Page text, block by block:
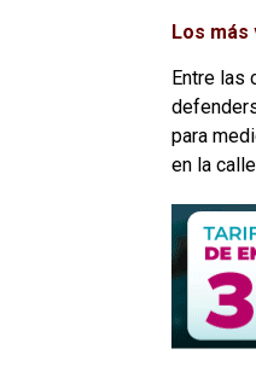
Los más
Entre las
para
en la